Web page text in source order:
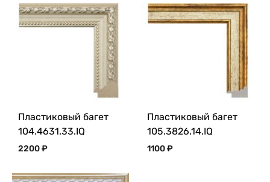
Пластиковый багет
104.4631.33.IQ
2200₽
Пластиковый багет
105.3826.14.IQ
1100₽